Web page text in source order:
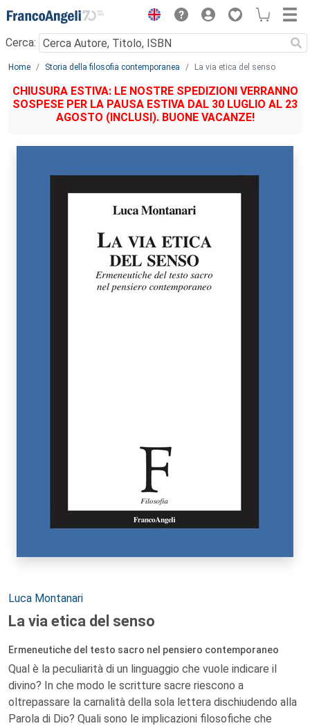
Menu
Cerca:
Main content
Home Storia della filosofia contemporanea La via etica del senso
CHIUSURA ESTIVA: LE NOSTRE SPEDIZIONI VERRANNO
SOSPESE PER LA PAUSA ESTIVA DAL 30 LUGLIO AL 23
AGOSTO (INCLUSI). BUONE VACANZE!
Autori:
Luca Montanari
La via etica del senso
Ermeneutiche del testo sacro nel pensiero contemporaneo
Qual è la peculiarità di un linguaggio che vuole indicare il
divino? In che modo le scritture sacre riescono a
oltrepassare la carnalità della sola lettera dischiudendo alla
Parola di Dio? Quali sono le implicazioni filosofiche che